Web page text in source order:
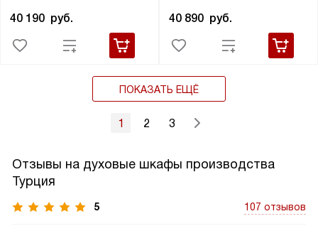
40 190 руб. 40 890 руб.
ПОКАЗАТЬ ЕЩЁ
1 2 3
Отзывы на духовые шкафы производства
Турция
5 107 отзывов